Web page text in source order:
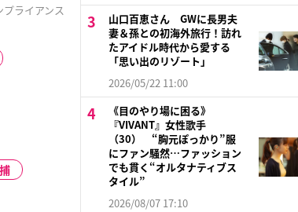
さらに、
プライアンス
山口百恵さん GWに長男夫
妻＆孫との初海外旅行！訪れ
たアイドル時代から愛する
「思い出のリゾート」
2026/05/22 11:00
《目のやり場に困る》
『VIVANT』女性歌手
（30） “胸元ぽっかり”服
にファン騒然…ファッション
でも貫く“オルタナティブス
タイル”
2026/08/07 17:10